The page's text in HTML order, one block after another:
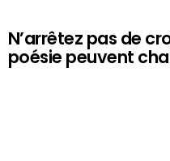
N’arrêtez pas de
poésie peuvent